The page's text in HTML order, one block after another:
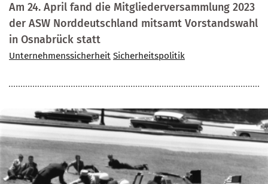
Am 24. April fand die Mitgliederversammlung 2023
der ASW Norddeutschland mitsamt Vorstandswahl
in Osnabrück statt
Unternehmenssicherheit Sicherheitspolitik